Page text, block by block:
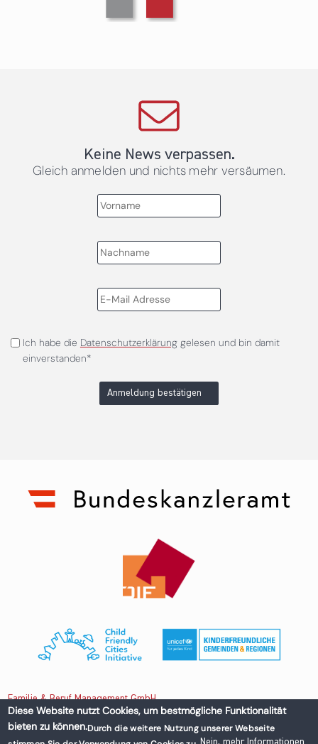
Keine News verpassen.
Gleich anmelden und nichts mehr versäumen.
Ich habe die Datenschutzerklärunggelesen und bin damit
einverstanden*
Anmeldung bestätigen
Familie & Beruf Management GmbH
Untere Donaustraße 13-15/3 1020 Wien, Austria
Diese Website nutzt Cookies, um bestmögliche Funktionalität
bieten zu können.Durch die weitere Nutzung unserer Webseite
Nein, mehr Informationen